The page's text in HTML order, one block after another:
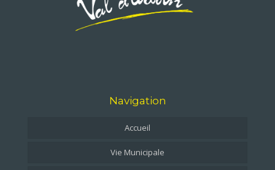
Navigation
Accueil
Vie Municipale